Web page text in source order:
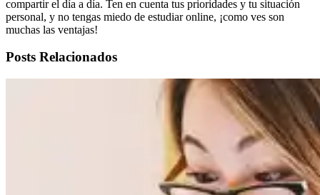
compartir el día a día. Ten en cuenta tus prioridades y tu situación
personal, y no tengas miedo de estudiar online, ¡como ves son
muchas las ventajas!
Posts Relacionados